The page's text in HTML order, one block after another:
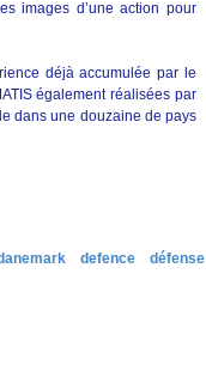
images d’une action pour
déjà accumulée par le
également réalisées par
dans une douzaine de pays
defence
défense